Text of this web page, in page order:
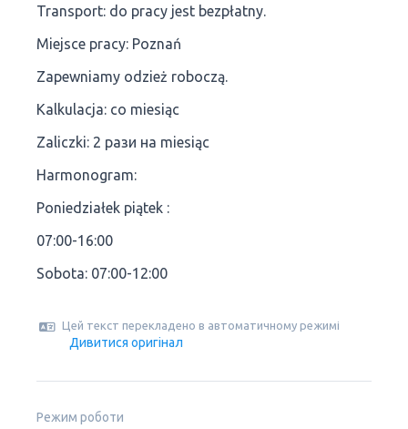
Transport: do pracy jest bezpłatny.
Miejsce pracy: Poznań
Zapewniamy odzież roboczą.
Kalkulacja: co miesiąc
Zaliczki: 2 рази на miesiąc
Harmonogram:
Poniedziałek piątek :
07:00-16:00
Sobota: 07:00-12:00
Цей текст перекладено в автоматичному режимі
Дивитися оригінал
Режим роботи